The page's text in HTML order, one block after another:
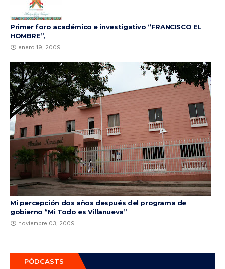
Primer foro académico e investigativo “FRANCISCO EL
HOMBRE”,
enero 19, 2009
Mi percepción dos años después del programa de
gobierno “Mi Todo es Villanueva”
noviembre 03, 2009
PÓDCASTS